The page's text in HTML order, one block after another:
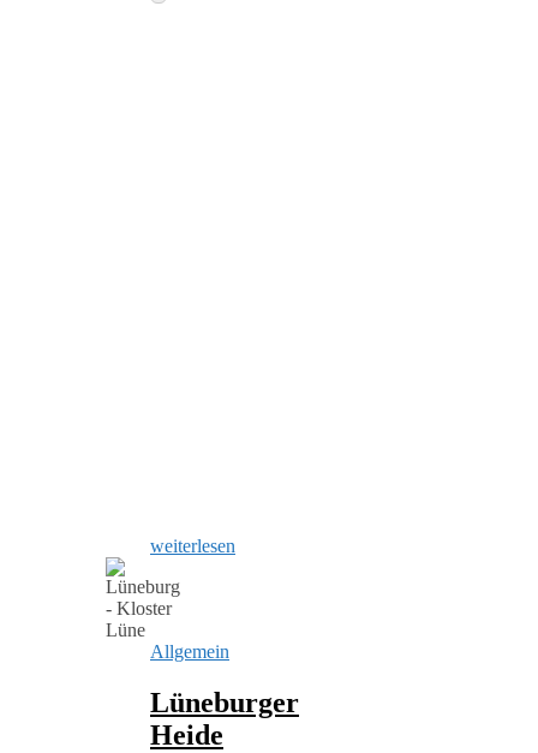
weiterlesen
Allgemein
Lüneburger
Heide